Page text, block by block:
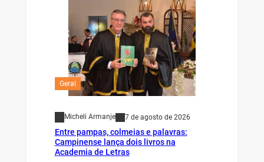
Geral
Micheli Armanje 7 de agosto de 2026
Entre pampas, colmeias e palavras:
Campinense lança dois livros na
Academia de Letras